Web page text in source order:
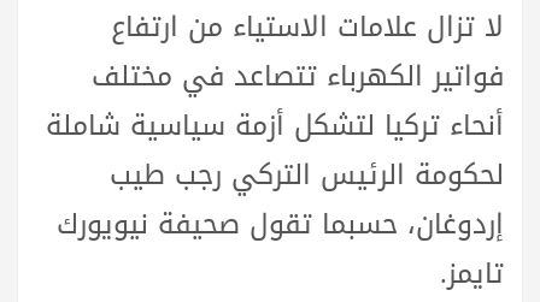
لا تزال علامات الاستياء من ارتفاع
فواتير الكهرباء تتصاعد في مختلف
أنحاء تركيا لتشكل أزمة سياسية شاملة
لحكومة الرئيس التركي رجب طيب
إردوغان، حسبما تقول صحيفة نيويورك
تايمز.